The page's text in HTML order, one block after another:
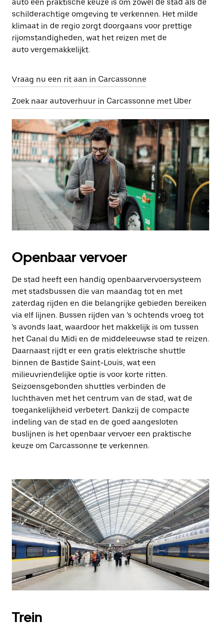
auto een praktische keuze is om zowel de stad als de
schilderachtige omgeving te verkennen. Het milde
klimaat in de regio zorgt doorgaans voor prettige
rijomstandigheden, wat het reizen met de
auto vergemakkelijkt.
Vraag nu een rit aan in Carcassonne
Zoek naar autoverhuur in Carcassonne met Uber
Openbaar vervoer
De stad heeft een handig openbaarvervoersysteem
met stadsbussen die van maandag tot en met
zaterdag rijden en die belangrijke gebieden bereiken
via elf lijnen. Bussen rijden van 's ochtends vroeg tot
's avonds laat, waardoor het makkelijk is om tussen
het Canal du Midi en de middeleeuwse stad te reizen.
Daarnaast rijdt er een gratis elektrische shuttle
binnen de Bastide Saint-Louis, wat een
milieuvriendelijke optie is voor korte ritten.
Seizoensgebonden shuttles verbinden de
luchthaven met het centrum van de stad, wat de
toegankelijkheid verbetert. Dankzij de compacte
indeling van de stad en de goed aangesloten
buslijnen is het openbaar vervoer een praktische
keuze om Carcassonne te verkennen.
Trein